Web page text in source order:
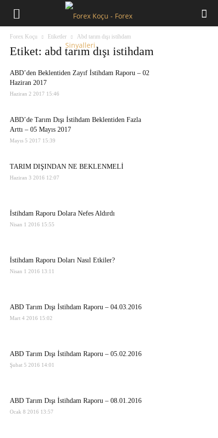
Forex Koçu Etiketler Abd tarım dışı istihdam
Etiket: abd tarım dışı istihdam
ABD’den Beklentiden Zayıf İstihdam Raporu – 02
Haziran 2017
Haziran 2 2017 15:46
ABD’de Tarım Dışı İstihdam Beklentiden Fazla
Arttı – 05 Mayıs 2017
Mayıs 5 2017 15:39
TARIM DIŞINDAN NE BEKLENMELİ
Haziran 3 2016 12:07
İstihdam Raporu Dolara Nefes Aldırdı
Nisan 1 2016 15:55
İstihdam Raporu Doları Nasıl Etkiler?
Nisan 1 2016 13:11
ABD Tarım Dışı İstihdam Raporu – 04.03.2016
Mart 4 2016 15:02
ABD Tarım Dışı İstihdam Raporu – 05.02.2016
Şubat 5 2016 14:01
ABD Tarım Dışı İstihdam Raporu – 08.01.2016
Ocak 8 2016 13:57